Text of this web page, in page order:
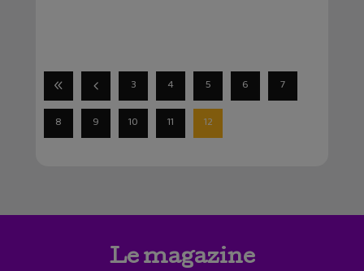
3 4 5 6 7
8 9 10 11 12
Le magazine